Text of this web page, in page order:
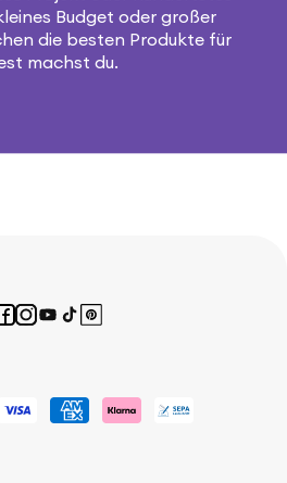
Budget oder großer
die besten Produkte für
machst du.
Instagram
YouTube
TikTokPinterest